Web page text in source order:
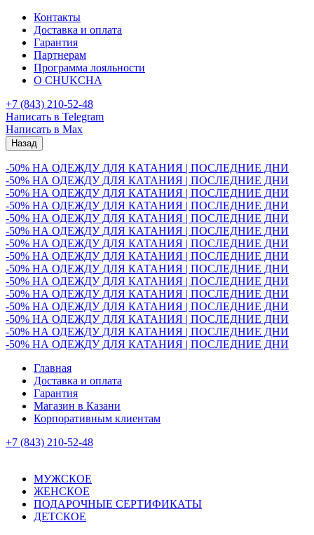
Контакты
Доставка и оплата
Гарантия
Партнерам
Программа лояльности
О CHUKCHA
+7 (843) 210-52-48
Написать в Telegram
Написать в Max
Назад
-50% НА ОДЕЖДУ ДЛЯ КАТАНИЯ | ПОСЛЕДНИЕ ДНИ
-50% НА ОДЕЖДУ ДЛЯ КАТАНИЯ | ПОСЛЕДНИЕ ДНИ
-50% НА ОДЕЖДУ ДЛЯ КАТАНИЯ | ПОСЛЕДНИЕ ДНИ
-50% НА ОДЕЖДУ ДЛЯ КАТАНИЯ | ПОСЛЕДНИЕ ДНИ
-50% НА ОДЕЖДУ ДЛЯ КАТАНИЯ | ПОСЛЕДНИЕ ДНИ
-50% НА ОДЕЖДУ ДЛЯ КАТАНИЯ | ПОСЛЕДНИЕ ДНИ
-50% НА ОДЕЖДУ ДЛЯ КАТАНИЯ | ПОСЛЕДНИЕ ДНИ
-50% НА ОДЕЖДУ ДЛЯ КАТАНИЯ | ПОСЛЕДНИЕ ДНИ
-50% НА ОДЕЖДУ ДЛЯ КАТАНИЯ | ПОСЛЕДНИЕ ДНИ
-50% НА ОДЕЖДУ ДЛЯ КАТАНИЯ | ПОСЛЕДНИЕ ДНИ
-50% НА ОДЕЖДУ ДЛЯ КАТАНИЯ | ПОСЛЕДНИЕ ДНИ
-50% НА ОДЕЖДУ ДЛЯ КАТАНИЯ | ПОСЛЕДНИЕ ДНИ
-50% НА ОДЕЖДУ ДЛЯ КАТАНИЯ | ПОСЛЕДНИЕ ДНИ
-50% НА ОДЕЖДУ ДЛЯ КАТАНИЯ | ПОСЛЕДНИЕ ДНИ
-50% НА ОДЕЖДУ ДЛЯ КАТАНИЯ | ПОСЛЕДНИЕ ДНИ
Главная
Доставка и оплата
Гарантия
Магазин в Казани
Корпоративным клиентам
+7 (843) 210-52-48
МУЖСКОЕ
ЖЕНСКОЕ
ПОДАРОЧНЫЕ СЕРТИФИКАТЫ
ДЕТСКОЕ